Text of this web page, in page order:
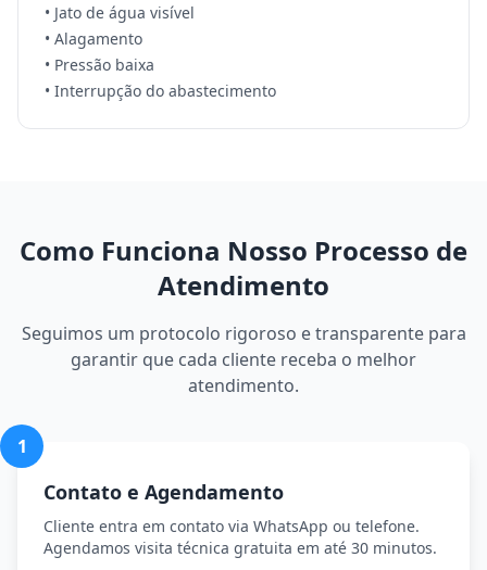
• Jato de água visível
• Alagamento
• Pressão baixa
• Interrupção do abastecimento
Como Funciona Nosso Processo de
Atendimento
Seguimos um protocolo rigoroso e transparente para
garantir que cada cliente receba o melhor
atendimento.
1
Contato e Agendamento
Cliente entra em contato via WhatsApp ou telefone.
Agendamos visita técnica gratuita em até 30 minutos.